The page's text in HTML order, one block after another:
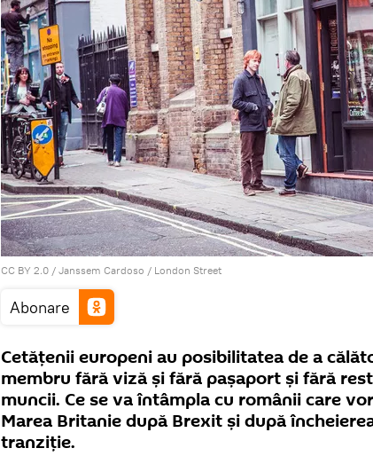
CC BY 2.0 / Janssem Cardoso / London Street
Abonare
Cetățenii europeni au posibilitatea de a
membru fără viză și fără pașaport şi fără
muncii. Ce se va întâmpla cu românii care
Marea Britanie după Brexit şi după
tranziție.